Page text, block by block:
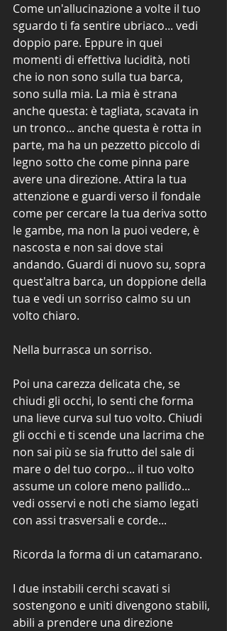
Come un'allucinazione a volte il tuo
sguardo ti fa sentire ubriaco... vedi
doppio pare. Eppure in quei
momenti di effettiva lucidità, noti
che io non sono sulla tua barca,
sono sulla mia. La mia è strana
anche questa: è tagliata, scavata in
un tronco... anche questa è rotta in
parte, ma ha un pezzetto piccolo di
legno sotto che come pinna pare
avere una direzione. Attira la tua
attenzione e guardi verso il fondale
come per cercare la tua deriva sotto
le gambe, ma non la puoi vedere, è
nascosta e non sai dove stai
andando. Guardi di nuovo su, sopra
quest'altra barca, un doppione della
tua e vedi un sorriso calmo su un
volto chiaro.
Nella burrasca un sorriso.
Poi una carezza delicata che, se
chiudi gli occhi, lo senti che forma
una lieve curva sul tuo volto. Chiudi
gli occhi e ti scende una lacrima che
non sai più se sia frutto del sale di
mare o del tuo corpo... il tuo volto
assume un colore meno pallido...
vedi osservi e noti che siamo legati
con assi trasversali e corde...
Ricorda la forma di un catamarano.
I due instabili cerchi scavati si
sostengono e uniti divengono stabili,
abili a prendere una direzione